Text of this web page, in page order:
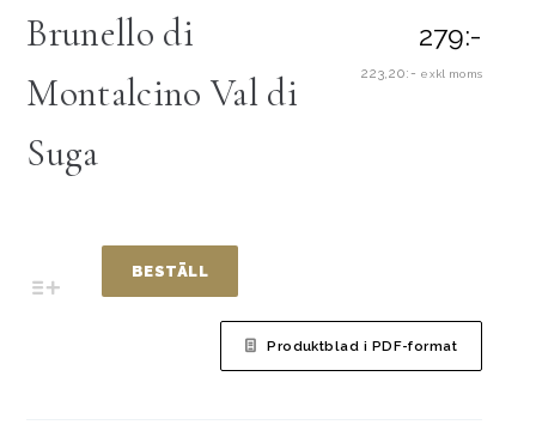
Brunello di
Montalcino Val di
Suga
279:-
223,20:- exkl moms
BESTÄLL
Produktblad i PDF-format